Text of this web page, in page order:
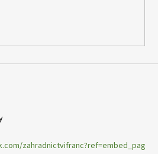
zahradnictvifranc?ref=embed_pag